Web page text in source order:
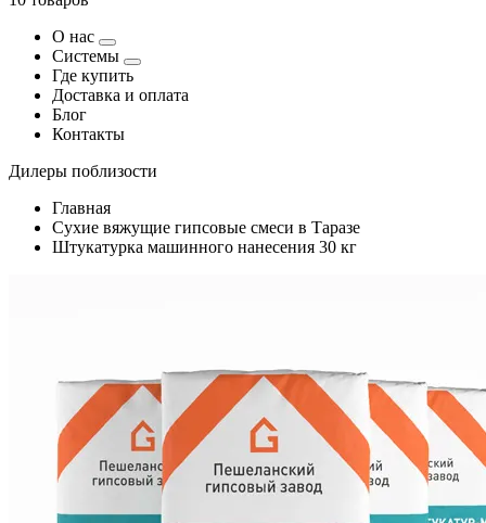
О нас
Системы
Где купить
Доставка и оплата
Блог
Контакты
Дилеры поблизости
Главная
Сухие вяжущие гипсовые смеси в Таразе
Штукатурка машинного нанесения 30 кг